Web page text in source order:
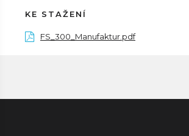
KE STAŽENÍ
FS_300_Manufaktur.pdf